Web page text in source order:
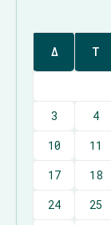
Δ Τ
3
4
10
11
17
18
24
25